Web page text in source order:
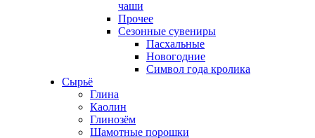
чаши
Прочее
Сезонные сувениры
Пасхальные
Новогодние
Символ года кролика
Сырьё
Глина
Каолин
Глинозём
Шамотные порошки